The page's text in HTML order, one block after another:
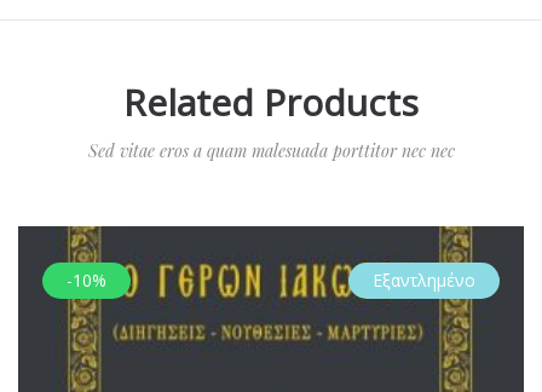
Related Products
Sed vitae eros a quam malesuada porttitor nec nec
-10% Εξαντλημένο